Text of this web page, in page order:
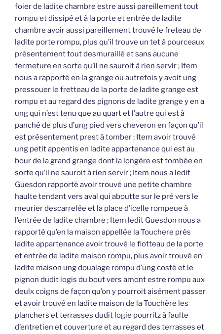
foier de ladite chambre estre aussi pareillement tout
rompu et dissipé et à la porte et entrée de ladite
chambre avoir aussi pareillement trouvé le freteau de
ladite porte rompu, plus qu’il trouve un tet à pourceaux
présentement tout desmuraillé et sans aucune
fermeture en sorte qu’il ne sauroit à rien servir ; Item
nous a rapporté en la grange ou autrefois y avoit ung
pressouer le fretteau de la porte de ladite grange est
rompu et au regard des pignons de ladite grange y en a
ung qui n’est tenu que au quart et l’autre qui est à
panché de plus d’ung pied vers cheveron en façon qu’il
est présentement prest à tomber ; Item avoir trouvé
ung petit appentis en ladite appartenance qui est au
bour de la grand grange dont la longère est tombée en
sorte qu’il ne sauroit à rien servir ; Item nous a ledit
Guesdon rapporté avoir trouvé une petite chambre
haulte tendant vers aval qui aboutte sur le pré vers le
meurier descarrelée et la place d’icelle rompeue à
l’entrée de ladite chambre ; Item ledit Guesdon nous a
rapporté qu’en la maison appellée la Touchere près
ladite appartenance avoir trouvé le fiotteau de la porte
et entrée de ladite maison rompu, plus avoir trouvé en
ladite maison ung doualage rompu d’ung costé et le
pignon dudit logis du bout vers amont estre rompu aux
deulx coigns de façon qu’on y pourroit aisément passer
et avoir trouvé en ladite maison de la Touchère les
planchers et terrasses dudit logie pourritz à faulte
d’entretien et couverture et au regard des terrasses et